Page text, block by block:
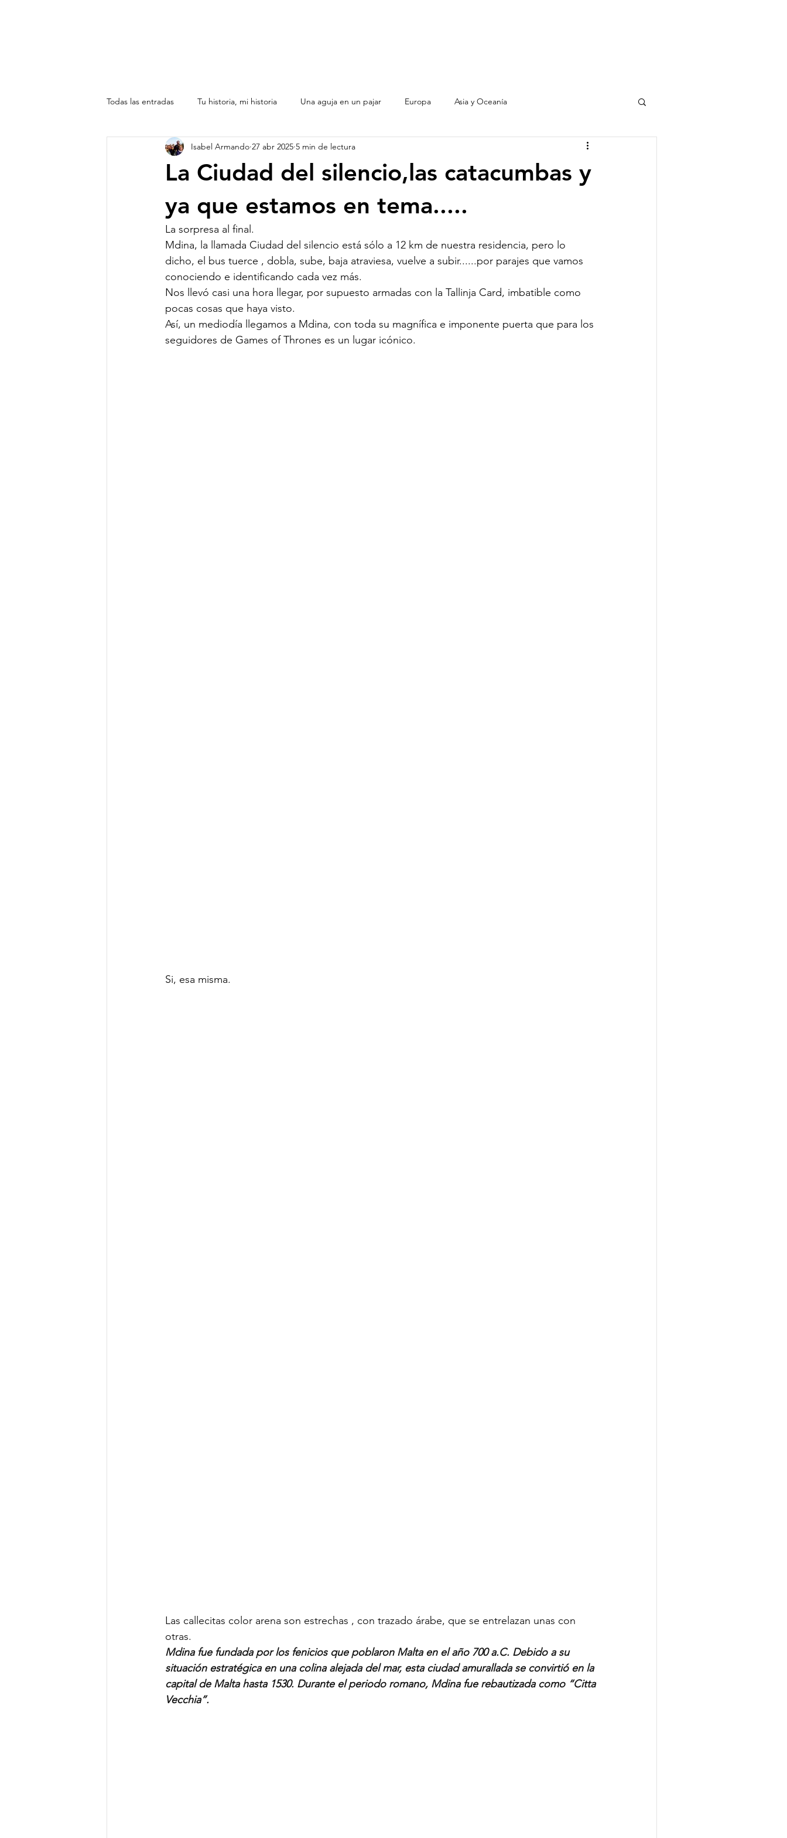
Todas las entradas Tu historia, mi historia Una aguja en un pajar Europa Asia y Oceanía
América toda , de norte a sur Argentina
La Ciudad del silencio,las catacumbas y
ya que estamos en tema.....
Isabel Armando 27 abr 2025 5 min de lectura
La sorpresa al final.
Mdina, la llamada Ciudad del silencio está sólo a 12 km de nuestra residencia, pero lo
dicho, el bus tuerce , dobla, sube, baja atraviesa, vuelve a subir......por parajes que vamos
conociendo e identificando cada vez más.
Nos llevó casi una hora llegar, por supuesto armadas con la Tallinja Card, imbatible como
pocas cosas que haya visto.
Así, un mediodía llegamos a Mdina, con toda su magnífica e imponente puerta que para los
seguidores de Games of Thrones es un lugar icónico.
Si, esa misma.
Las callecitas color arena son estrechas , con trazado árabe, que se entrelazan unas con
otras.
Mdina fue fundada por los fenicios que poblaron Malta en el año 700 a.C. Debido a su
situación estratégica en una colina alejada del mar, esta ciudad amurallada se convirtió en la
capital de Malta hasta 1530. Durante el periodo romano, Mdina fue rebautizada como “Citta
Vecchia”.